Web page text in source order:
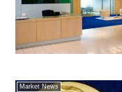
Market News